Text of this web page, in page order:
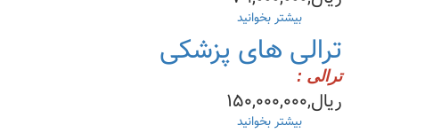
بیشتر بخوانید
پانسمان۲کشو+مشخصات(قیمت-
خرید)
ترالی های پزشکی
ترالی :
ریال,۱۵۰,۰۰۰,۰۰۰
بیشتر بخوانید